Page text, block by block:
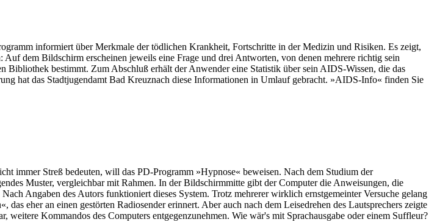
informiert über Merkmale der tödlichen Krankheit, Fortschritte in der Medizin und Risiken. Es zeigt,
dem Bildschirm erscheinen jeweils eine Frage und drei Antworten, von denen mehrere richtig sein
Bibliothek bestimmt. Zum Abschluß erhält der Anwender eine Statistik über sein AIDS-Wissen, die das
hat das Stadtjugendamt Bad Kreuznach diese Informationen in Umlauf gebracht. »AIDS-Info« finden Sie
immer Streß bedeuten, will das PD-Programm »Hypnose« beweisen. Nach dem Studium der
Muster, vergleichbar mit Rahmen. In der Bildschirmmitte gibt der Computer die Anweisungen, die
Angaben des Autors funktioniert dieses System. Trotz mehrerer wirklich ernstgemeinter Versuche gelang
eher an einen gestörten Radiosender erinnert. Aber auch nach dem Leisedrehen des Lautsprechers zeigte
Kommandos des Computers entgegenzunehmen. Wie wär's mit Sprachausgabe oder einem Suffleur?